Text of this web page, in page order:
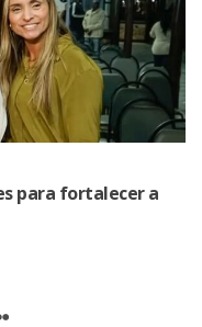
para fortalecer a